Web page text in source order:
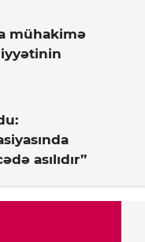
mühakimə
asılıdır”